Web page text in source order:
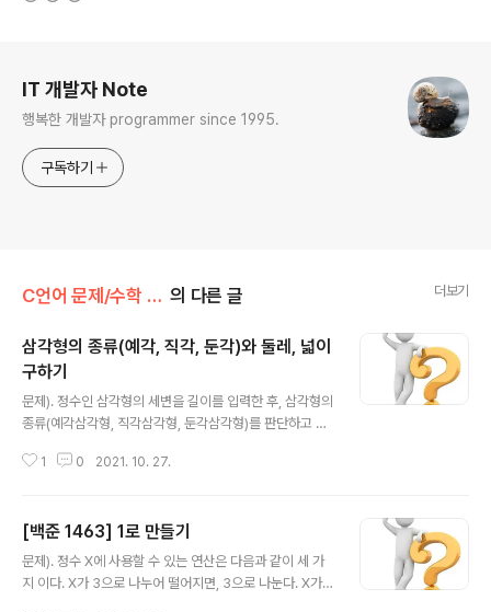
IT 개발자 Note
행복한 개발자 programmer since 1995.
구독하기
C언어 문제/수학 문제 의 다른 글 더보기
삼각형의 종류(예각, 직각, 둔각)와 둘레, 넓이
구하기
문제). 정수인 삼각형의 세변을 길이를 입력한 후, 삼각형의
종류(예각삼각형, 직각삼각형, 둔각삼각형)를 판단하고 삼
세 변의 길이를 입력하세요 : 3 4 5 결과). 직각삼각형입니
과 비교해보세요. ↓ 프로그램 소스 #include #include i
nt main(void) { int a, b, c, len; double area, p; prin
tf("세 변의 길이를 입력하세요 : "); scanf("%d %d %d",
1 0 2021. 10. 27.
[백준 1463] 1로 만들기
문제). 정수 X에 사용할 수 있는 연산은 다음과 같이 세 가
지 이다. X가 3으로 나누어 떨어지면, 3으로 나눈다. X가